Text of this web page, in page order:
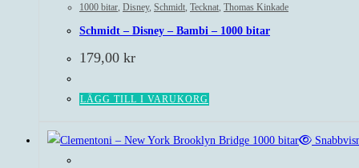
1000 bitar Disney, Schmidt Tecknat Thomas Kinkade
Schmidt – Disney – Bambi – 1000 bitar
179,00 kr
LÄGG TILL I VARUKORG